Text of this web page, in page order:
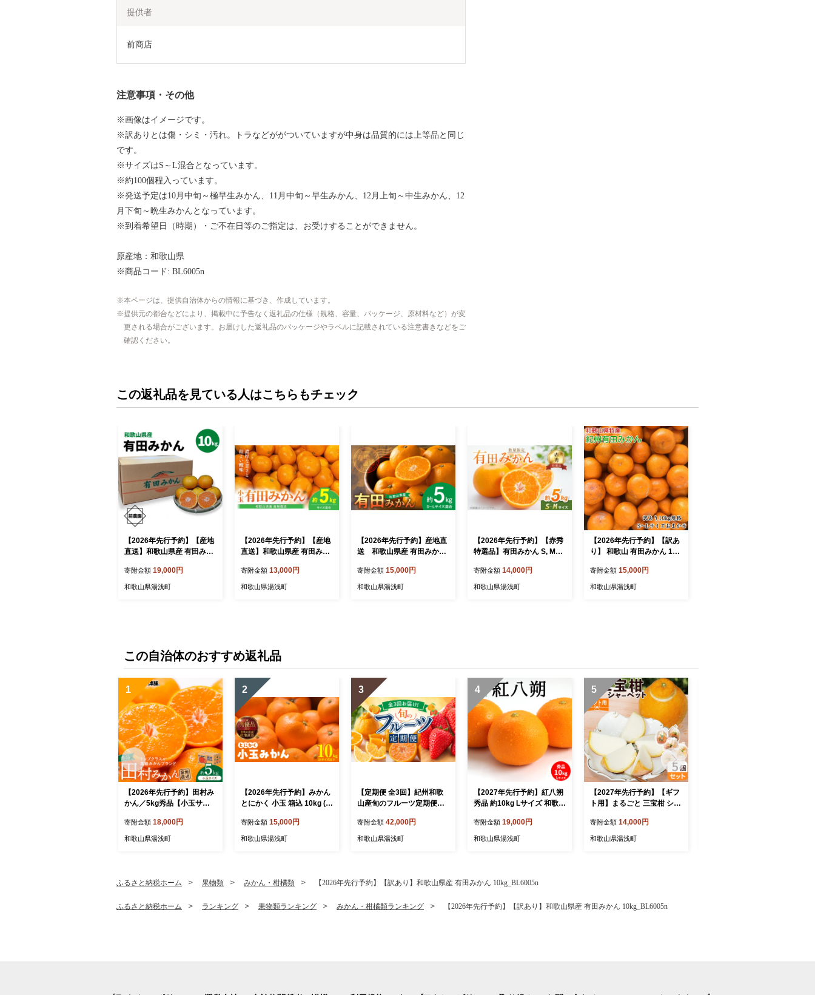
提供者
前商店
注意事項・その他
※画像はイメージです。
※訳ありとは傷・シミ・汚れ。トラなどががついていますが中身は品質的には上等品と同じ
です。
※サイズはS～L混合となっています。
※約100個程入っています。
※発送予定は10月中旬～極早生みかん、11月中旬～早生みかん、12月上旬～中生みかん、12
月下旬～晩生みかんとなっています。
※到着希望日（時期）・ご不在日等のご指定は、お受けすることができません。
原産地：和歌山県
※商品コード: BL6005n
本ページは、提供自治体からの情報に基づき、作成しています。
提供元の都合などにより、掲載中に予告なく返礼品の仕様（規格、容量、パッケージ、原材料など）が変
更される場合がございます。お届けした返礼品のパッケージやラベルに記載されている注意書きなどをご
確認ください。
この返礼品を見ている人はこちらもチェック
【2026年先行予約】【産地
直送】和歌山県産 有田みか
寄附金額 19,000円
和歌山県湯浅町
【2026年先行予約】【産地
直送】和歌山県産 有田みか
寄附金額 13,000円
和歌山県湯浅町
【2026年先行予約】産地直
送 和歌山県産 有田みかん
寄附金額 15,000円
和歌山県湯浅町
【2026年先行予約】【赤秀
特選品】有田みかん S, Мサ
寄附金額 14,000円
和歌山県湯浅町
【2026年先行予約】【訳あ
り】 和歌山 有田みかん 10k
け)_ZD7020
寄附金額 15,000円
和歌山県湯浅町
この自治体のおすすめ返礼品
1
【2026年先行予約】田村み
かん／5kg秀品【小玉サイ
寄附金額 18,000円
和歌山県湯浅町
2
【2026年先行予約】みかん
とにかく 小玉 箱込 10kg (
下 秀品 優品 混合 有田みか
ん 和歌山県産 産地直送
寄附金額 15,000円
和歌山県湯浅町
3
【定期便 全3回】紀州和歌
山産旬のフルーツ定期便
州デコ）_G60-T84
寄附金額 42,000円
和歌山県湯浅町
4
【2027年先行予約】紅八朔
秀品 約10kg Lサイズ 和歌山
寄附金額 19,000円
和歌山県湯浅町
5
【2027年先行予約】【ギフ
ト用】まるごと 三宝柑 シャ
9_GFTn
寄附金額 14,000円
和歌山県湯浅町
ふるさと納税ホーム 果物類 みかん・柑橘類 【2026年先行予約】【訳あり】和歌山県産 有田みかん 10kg_BL6005n
ふるさと納税ホーム ランキング 果物類ランキング みかん・柑橘類ランキング 【2026年先行予約】【訳あり】和歌山県産 有田みかん 10kg_BL6005n